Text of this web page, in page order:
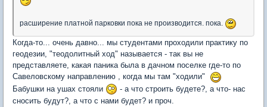
расширение платной парковки пока не производится. пока.
Когда-то... очень давно... мы студентами проходили практику по
геодезии, "теодолитный ход" называется - так вы не
представляете, какая паника была в дачном поселке где-то по
Савеловскому направлению , когда мы там "ходили"
Бабушки на ушах стояли
- а что строить будете?, а что- нас
сносить будут?, а что с нами будет? и проч.